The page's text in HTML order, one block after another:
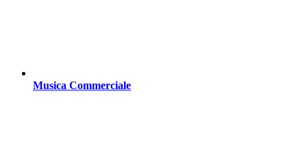
Musica Commerciale